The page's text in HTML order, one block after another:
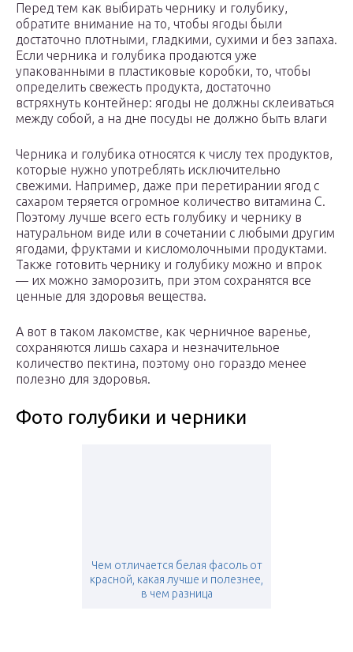
Перед тем как выбирать чернику и голубику,
обратите внимание на то, чтобы ягоды были
достаточно плотными, гладкими, сухими и без запаха.
Если черника и голубика продаются уже
упакованными в пластиковые коробки, то, чтобы
определить свежесть продукта, достаточно
встряхнуть контейнер: ягоды не должны склеиваться
между собой, а на дне посуды не должно быть влаги
Черника и голубика относятся к числу тех продуктов,
которые нужно употреблять исключительно
свежими. Например, даже при перетирании ягод с
сахаром теряется огромное количество витамина С.
Поэтому лучше всего есть голубику и чернику в
натуральном виде или в сочетании с любыми другим
ягодами, фруктами и кисломолочными продуктами.
Также готовить чернику и голубику можно и впрок
— их можно заморозить, при этом сохранятся все
ценные для здоровья вещества.
А вот в таком лакомстве, как черничное варенье,
сохраняются лишь сахара и незначительное
количество пектина, поэтому оно гораздо менее
полезно для здоровья.
Фото голубики и черники
Чем отличается белая фасоль от
красной, какая лучше и полезнее,
в чем разница